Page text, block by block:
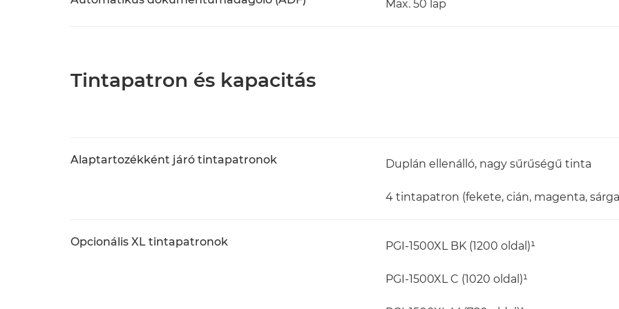
Max. 50 lap
Tintapatron és kapacitás
Alaptartozékként járó tintapatronok Duplán ellenálló, nagy sűrűségű tinta
4 tintapatron (fekete, cián, magenta,
Opcionális XL tintapatronok PGI-1500XL BK (1200 oldal)¹
PGI-1500XL C (1020 oldal)¹